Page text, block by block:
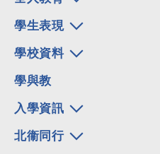
學生表現
學校資料
學與教
入學資訊
北衞同行